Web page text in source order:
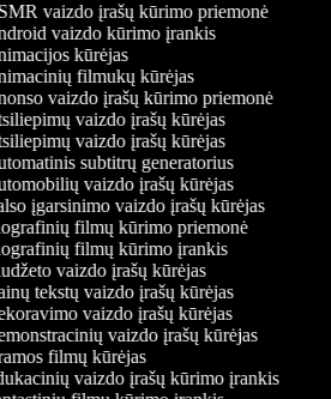
vaizdo įrašų kūrimo priemonė
vaizdo kūrimo įrankis
kūrėjas
filmukų kūrėjas
vaizdo įrašų kūrimo priemonė
vaizdo įrašų kūrėjas
vaizdo įrašų kūrėjas
subtitrų generatorius
vaizdo įrašų kūrėjas
įgarsinimo vaizdo įrašų kūrėjas
filmų kūrimo priemonė
filmų kūrimo įrankis
vaizdo įrašų kūrėjas
tekstų vaizdo įrašų kūrėjas
vaizdo įrašų kūrėjas
vaizdo įrašų kūrėjas
filmų kūrėjas
vaizdo įrašų kūrimo įrankis